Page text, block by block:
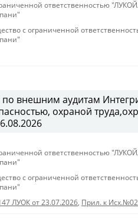
ответственностью
с ограниченной
по внешним аудитам
охраной
ответственностью
с ограниченной
ЛУОК от 23.07.2026, Прил. к